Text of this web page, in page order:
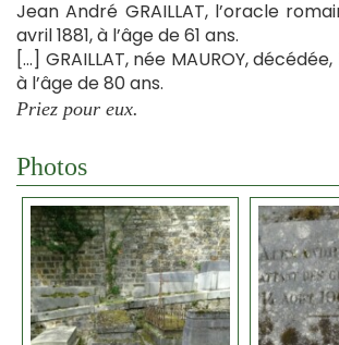
Jean André GRAILLAT, l’oracle
avril 1881, à l’âge de 61 ans.
[…] GRAILLAT, née MAUROY,
à l’âge de 80 ans.
Priez pour eux.
Photos